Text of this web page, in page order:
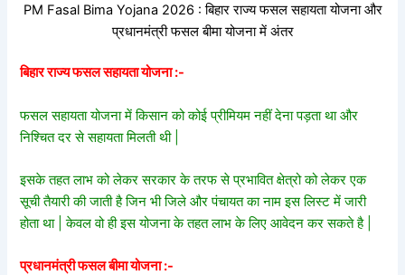
PM Fasal Bima Yojana 2026 : बिहार राज्य फसल सहायता योजना और
प्रधानमंत्री फसल बीमा योजना में अंतर
बिहार राज्य फसल सहायता योजना :-
फसल सहायता योजना में किसान को कोई प्रीमियम नहीं देना पड़ता था और
निश्चित दर से सहायता मिलती थी |
इसके तहत लाभ को लेकर सरकार के तरफ से प्रभावित क्षेत्रो को लेकर एक
सूची तैयारी की जाती है जिन भी जिले और पंचायत का नाम इस लिस्ट में जारी
होता था | केवल वो ही इस योजना के तहत लाभ के लिए आवेदन कर सकते है |
प्रधानमंत्री फसल बीमा योजना :-